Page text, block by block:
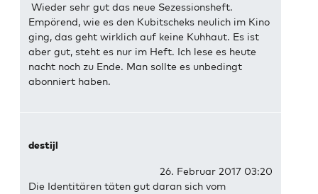
Wieder sehr gut das neue Sezessionsheft.
Empörend, wie es den Kubitscheks neulich im Kino
ging, das geht wirklich auf keine Kuhhaut. Es ist
aber gut, steht es nur im Heft. Ich lese es heute
nacht noch zu Ende. Man sollte es unbedingt
abonniert haben.
destijl
26. Februar 2017 03:20
Die Identitären täten gut daran sich vom